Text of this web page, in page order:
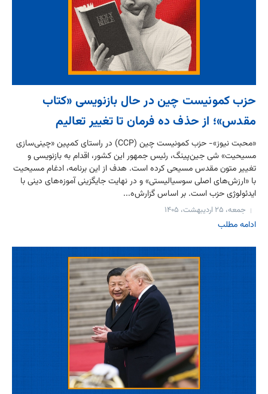
حزب کمونیست چین در حال بازنویسی «کتاب
مقدس»؛ از حذف ده فرمان تا تغییر تعالیم
«محبت نیوز»- حزب کمونیست چین (CCP) در راستای کمپین «چینی‌سازی
مسیحیت» شی جین‌پینگ، رئیس جمهور این کشور، اقدام به بازنویسی و
تغییر متون مقدس مسیحی کرده است. هدف از این برنامه، ادغام مسیحیت
با «ارزش‌های اصلی سوسیالیستی» و در نهایت جایگزینی آموزه‌های دینی با
ایدئولوژی حزب است. بر اساس گزارش‌ه...
جمعه، ۲۵ اردیبهشت، ۱۴۰۵
ادامه مطلب